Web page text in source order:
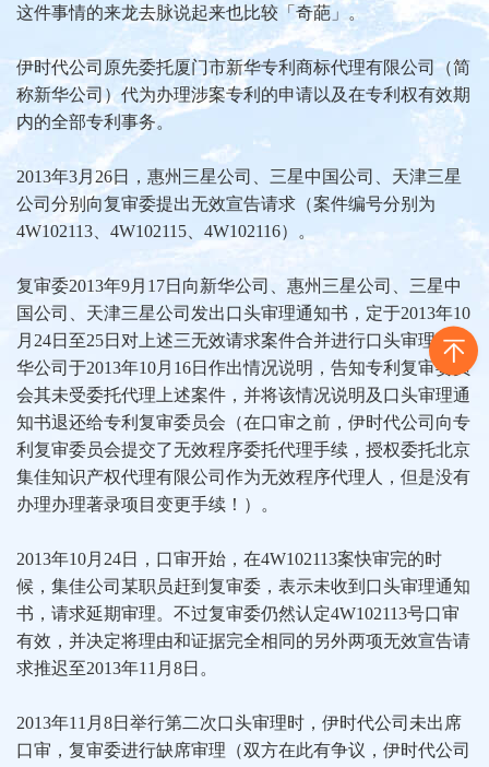
这件事情的来龙去脉说起来也比较「奇葩」。
伊时代公司原先委托厦门市新华专利商标代理有限公司（简
称新华公司）代为办理涉案专利的申请以及在专利权有效期
内的全部专利事务。
2013年3月26日，惠州三星公司、三星中国公司、天津三星
公司分别向复审委提出无效宣告请求（案件编号分别为
4W102113、4W102115、4W102116）。
复审委2013年9月17日向新华公司、惠州三星公司、三星中
国公司、天津三星公司发出口头审理通知书，定于2013年10
月24日至25日对上述三无效请求案件合并进行口头审理。新
华公司于2013年10月16日作出情况说明，告知专利复审委员
会其未受委托代理上述案件，并将该情况说明及口头审理通
知书退还给专利复审委员会（在口审之前，伊时代公司向专
利复审委员会提交了无效程序委托代理手续，授权委托北京
集佳知识产权代理有限公司作为无效程序代理人，但是没有
办理办理著录项目变更手续！）。
2013年10月24日，口审开始，在4W102113案快审完的时
候，集佳公司某职员赶到复审委，表示未收到口头审理通知
书，请求延期审理。不过复审委仍然认定4W102113号口审
有效，并决定将理由和证据完全相同的另外两项无效宣告请
求推迟至2013年11月8日。
2013年11月8日举行第二次口头审理时，伊时代公司未出席
口审，复审委进行缺席审理（双方在此有争议，伊时代公司